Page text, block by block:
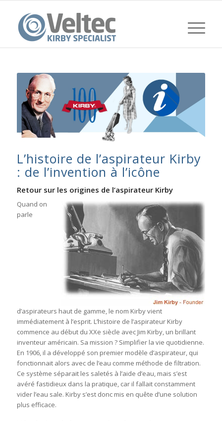
L’histoire de l’aspirateur Kirby
: de l’invention à l’icône
Retour sur les origines de l’aspirateur Kirby
Quand on
parle
d’aspirateurs haut de gamme, le nom Kirby vient
immédiatement à l’esprit. L’histoire de l’aspirateur Kirby
commence au début du XXe siècle avec Jim Kirby, un brillant
inventeur américain. Sa mission ? Simplifier la vie quotidienne.
En 1906, il a développé son premier modèle d’aspirateur, qui
fonctionnait alors avec de l’eau comme méthode de filtration.
Ce système séparait les saletés à l’aide d’eau, mais s’est
avéré fastidieux dans la pratique, car il fallait constamment
vider l’eau sale. Kirby s’est donc mis en quête d’une solution
plus efficace.